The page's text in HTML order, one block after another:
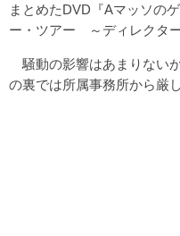
まとめたDVD『Aマッソの
ー・ツアー ～ディレクタ
騒動の影響はあまりない
の裏では所属事務所から厳